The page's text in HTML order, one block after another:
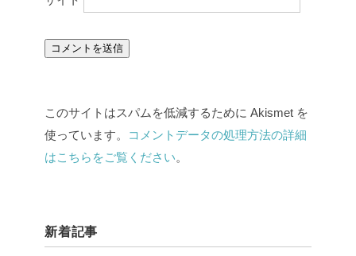
このサイトはスパムを低減するために Akismet を
使っています。
コメントデータの処理方法の詳細
はこちらをご覧ください。
新着記事